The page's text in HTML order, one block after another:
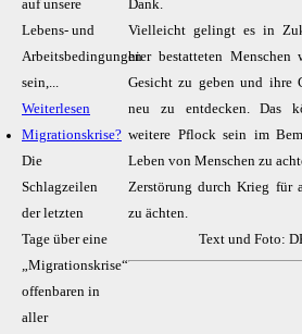
auf unsere
Lebens- und
Arbeitsbedingungen
sein,...
Weiterlesen
Migrationskrise?
Die
Schlagzeilen
der letzten
Tage über eine
„Migrationskrise“
offenbaren in
aller
Dank.
Vielleicht gelingt es in
hier bestatteten Menschen
Gesicht zu geben und ihre
neu zu entdecken. Das
weitere Pflock sein im
Leben von Menschen zu
Zerstörung durch Krieg für
zu ächten.
Text und Foto: